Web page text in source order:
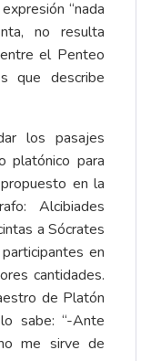
“nada
no resulta
el Penteo
que describe
los pasajes
para
en la
Alcibiades
a Sócrates
en
cantidades.
de Platón
sabe: “-Ante
me sirve de